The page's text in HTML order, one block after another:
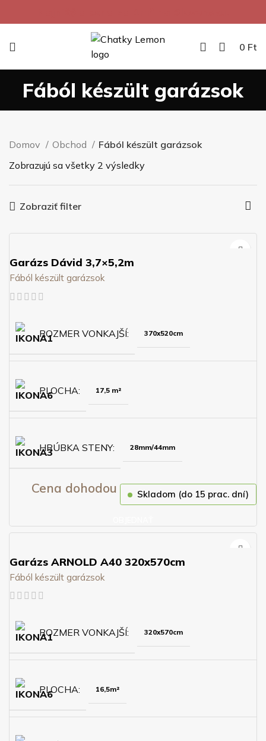
0 Ft
Fából készült garázsok
Domov Obchod
Fából készült garázsok
Zobrazujú sa všetky 2 výsledky
Zobraziť filter
Garázs Dávid 3,7×5,2m
Fából készült garázsok
ROZMER VONKAJŠÍ 370x520cm
PLOCHA 17,5 m²
HRÚBKA STENY 28mm/44mm
Cena dohodou Skladom (do 15 prac. dní)
Garázs ARNOLD A40 320x570cm
Fából készült garázsok
ROZMER VONKAJŠÍ 320x570cm
PLOCHA 16,5m²